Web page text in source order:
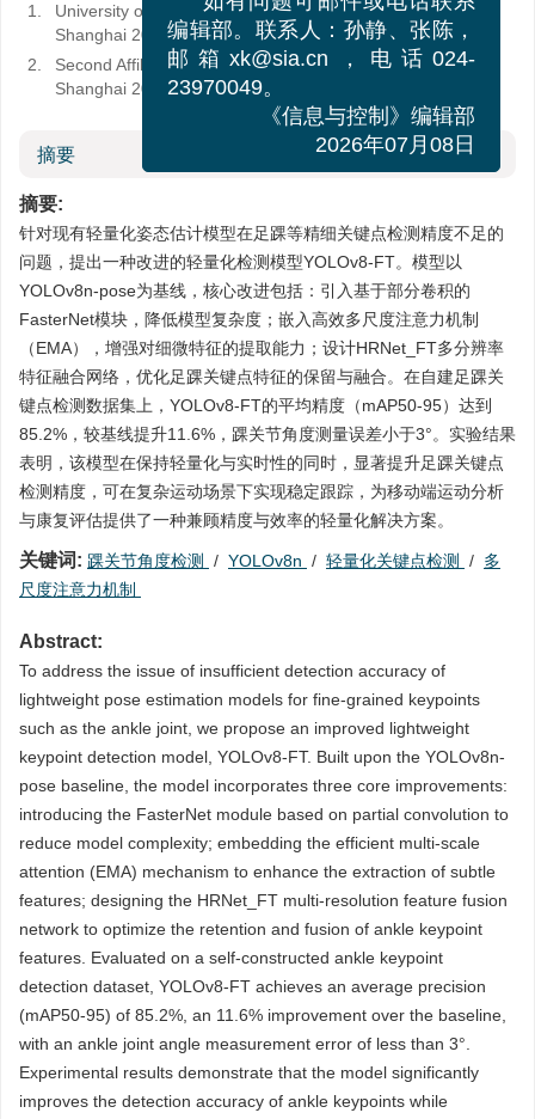
1.
University of Shanghai for Science and Technology,
Shanghai 200093, China
2.
Second Affiliated Hospital of Naval Medical University,
Shanghai 200003, China
摘要
摘要:
针对现有轻量化姿态估计模型在足踝等精细关键点检测精度不足的
问题，提出一种改进的轻量化检测模型YOLOv8-FT。模型以
YOLOv8n-pose为基线，核心改进包括：引入基于部分卷积的
FasterNet模块，降低模型复杂度；嵌入高效多尺度注意力机制
（EMA），增强对细微特征的提取能力；设计HRNet_FT多分辨率
特征融合网络，优化足踝关键点特征的保留与融合。在自建足踝关
键点检测数据集上，YOLOv8-FT的平均精度（mAP50-95）达到
85.2%，较基线提升11.6%，踝关节角度测量误差小于3°。实验结果
表明，该模型在保持轻量化与实时性的同时，显著提升足踝关键点
检测精度，可在复杂运动场景下实现稳定跟踪，为移动端运动分析
与康复评估提供了一种兼顾精度与效率的轻量化解决方案。
关键词: 踝关节角度检测 / YOLOv8n / 轻量化关键点检测 / 多
尺度注意力机制
Abstract:
To address the issue of insufficient detection accuracy of
lightweight pose estimation models for fine-grained keypoints
such as the ankle joint, we propose an improved lightweight
keypoint detection model, YOLOv8-FT. Built upon the YOLOv8n-
pose baseline, the model incorporates three core improvements:
introducing the FasterNet module based on partial convolution to
reduce model complexity; embedding the efficient multi-scale
attention (EMA) mechanism to enhance the extraction of subtle
features; designing the HRNet_FT multi-resolution feature fusion
network to optimize the retention and fusion of ankle keypoint
features. Evaluated on a self-constructed ankle keypoint
detection dataset, YOLOv8-FT achieves an average precision
(mAP50-95) of 85.2%, an 11.6% improvement over the baseline,
with an ankle joint angle measurement error of less than 3°.
Experimental results demonstrate that the model significantly
improves the detection accuracy of ankle keypoints while
如有问题可邮件或电话联系
编辑部。联系人：孙静、张陈，
邮箱xk@sia.cn，电话024-
23970049。
《信息与控制》编辑部
2026年07月08日